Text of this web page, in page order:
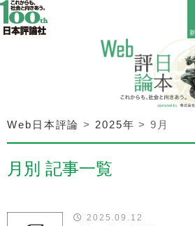
Web日本評論 > 2025年 >9月
月別 記事一覧
2025.09.12